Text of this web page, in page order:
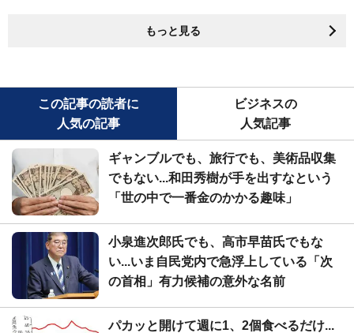
もっと見る
この記事の読者に
人気の記事
ビジネスの
人気記事
ギャンブルでも、旅行でも、美術品収集
でもない...和田秀樹が手を出すなという
「世の中で一番金のかかる趣味」
小泉進次郎氏でも、高市早苗氏でもな
い...いま自民党内で急浮上している「次
の首相」有力候補の意外な名前
パカッと開けて週に1、2個食べるだけ...